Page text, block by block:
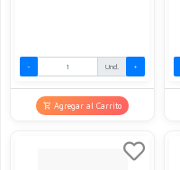
- Und. +
Agregar al Carrito